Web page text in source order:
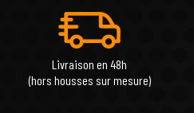
Livraison en 48h
(hors housses sur mesure)